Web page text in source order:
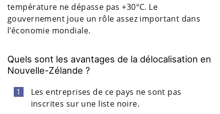
température ne dépasse pas +30°C. Le
gouvernement joue un rôle assez important dans
l'économie mondiale.
Quels sont les avantages de la délocalisation en
Nouvelle-Zélande ?
Les entreprises de ce pays ne sont pas
inscrites sur une liste noire.